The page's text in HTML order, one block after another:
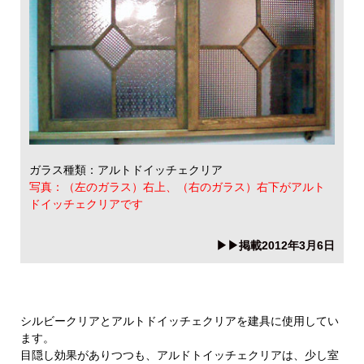
ガラス種類：アルトドイッチェクリア
写真：（左のガラス）右上、（右のガラス）右下がアルト
ドイッチェクリアです
▶▶掲載2012年3月6日
シルビークリアとアルトドイッチェクリアを建具に使用してい
ます。
目隠し効果がありつつも、アルドトイッチェクリアは、少し室